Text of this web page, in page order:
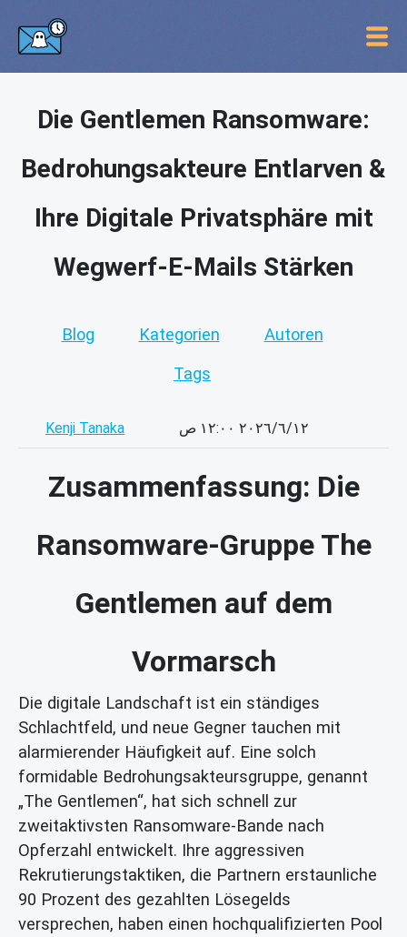
Die Gentlemen Ransomware:
Bedrohungsakteure Entlarven &
Ihre Digitale Privatsphäre mit
Wegwerf-E-Mails Stärken
Blog Kategorien Autoren
Tags
Kenji Tanaka ١٢‏/٦‏/٢٠٢٦ ١٢:٠٠ ص
Zusammenfassung: Die
Ransomware-Gruppe The
Gentlemen auf dem
Vormarsch
Die digitale Landschaft ist ein ständiges
Schlachtfeld, und neue Gegner tauchen mit
alarmierender Häufigkeit auf. Eine solch
formidable Bedrohungsakteursgruppe, genannt
„The Gentlemen“, hat sich schnell zur
zweitaktivsten Ransomware-Bande nach
Opferzahl entwickelt. Ihre aggressiven
Rekrutierungstaktiken, die Partnern erstaunliche
90 Prozent des gezahlten Lösegelds
versprechen, haben einen hochqualifizierten Pool